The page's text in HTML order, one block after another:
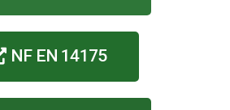
NF EN 14175